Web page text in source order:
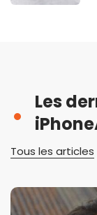
Les
Tous les articles